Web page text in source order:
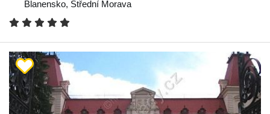
Blanensko, Střední Morava